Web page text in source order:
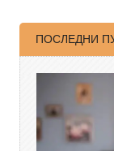
ПОСЛЕДНИ